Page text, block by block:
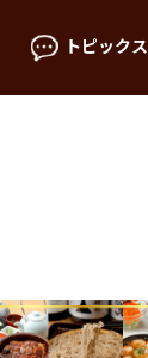
トピックス